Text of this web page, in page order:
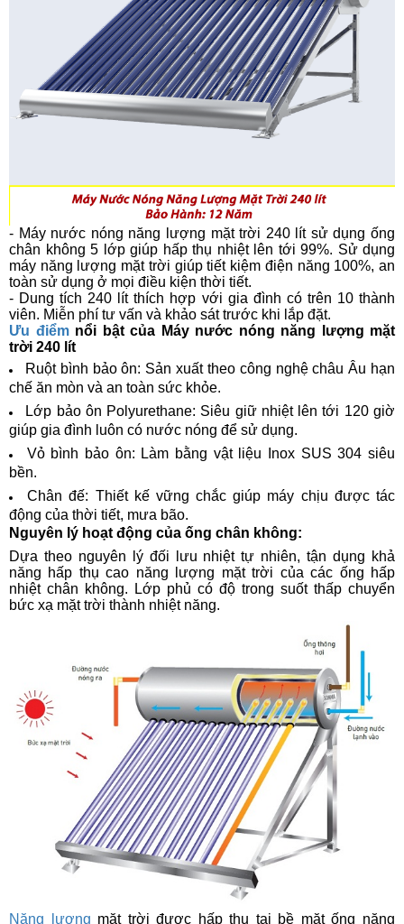
- Máy nước nóng năng lượng mặt trời 240 lít sử dụng ống
chân không 5 lớp giúp hấp thụ nhiệt lên tới 99%. Sử dụng
máy năng lượng mặt trời giúp tiết kiệm điện năng 100%, an
toàn sử dụng ở mọi điều kiện thời tiết.
- Dung tích 240 lít thích hợp với gia đình có trên 10 thành
viên. Miễn phí tư vấn và khảo sát trước khi lắp đặt.
Ưu điểmnổi bật của Máy nước nóng năng lượng mặt
trời 240 lít
Ruột bình bảo ôn: Sản xuất theo công nghệ châu Âu hạn
chế ăn mòn và an toàn sức khỏe.
Lớp bảo ôn Polyurethane: Siêu giữ nhiệt lên tới 120 giờ
giúp gia đình luôn có nước nóng để sử dụng.
Vỏ bình bảo ôn: Làm bằng vật liệu Inox SUS 304 siêu
bền.
Chân đế: Thiết kế vững chắc giúp máy chịu được tác
động của thời tiết, mưa bão.
Nguyên lý hoạt động của ống chân không:
Dựa theo nguyên lý đối lưu nhiệt tự nhiên, tận dụng khả
năng hấp thụ cao năng lượng mặt trời của các ống hấp
nhiệt chân không. Lớp phủ có độ trong suốt thấp chuyển
bức xạ mặt trời thành nhiệt năng.
Năng lượng mặt trời được hấp thụ tại bề mặt ống năng